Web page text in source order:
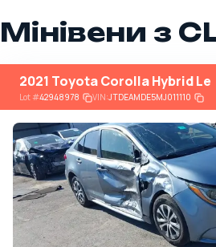
Мінівени з
2021 Toyota Corolla Hybrid Le
Lot#42948978 VIN:JTDEAMDE5MJ011110